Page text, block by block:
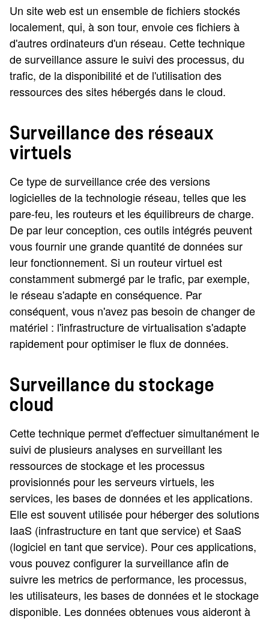
Un site web est un ensemble de fichiers stockés
localement, qui, à son tour, envoie ces fichiers à
d'autres ordinateurs d'un réseau. Cette technique
de surveillance assure le suivi des processus, du
trafic, de la disponibilité et de l'utilisation des
ressources des sites hébergés dans le cloud.
Surveillance des réseaux
virtuels
Ce type de surveillance crée des versions
logicielles de la technologie réseau, telles que les
pare-feu, les routeurs et les équilibreurs de charge.
De par leur conception, ces outils intégrés peuvent
vous fournir une grande quantité de données sur
leur fonctionnement. Si un routeur virtuel est
constamment submergé par le trafic, par exemple,
le réseau s'adapte en conséquence. Par
conséquent, vous n'avez pas besoin de changer de
matériel : l'infrastructure de virtualisation s'adapte
rapidement pour optimiser le flux de données.
Surveillance du stockage
cloud
Cette technique permet d'effectuer simultanément le
suivi de plusieurs analyses en surveillant les
ressources de stockage et les processus
provisionnés pour les serveurs virtuels, les
services, les bases de données et les applications.
Elle est souvent utilisée pour héberger des solutions
IaaS (infrastructure en tant que service) et SaaS
(logiciel en tant que service). Pour ces applications,
vous pouvez configurer la surveillance afin de
suivre les metrics de performance, les processus,
les utilisateurs, les bases de données et le stockage
disponible. Les données obtenues vous aideront à